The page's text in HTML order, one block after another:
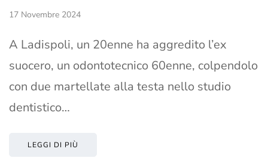
17 Novembre 2024
A Ladispoli, un 20enne ha aggredito l’ex
suocero, un odontotecnico 60enne, colpendolo
con due martellate alla testa nello studio
dentistico…
LEGGI DI PIÙ